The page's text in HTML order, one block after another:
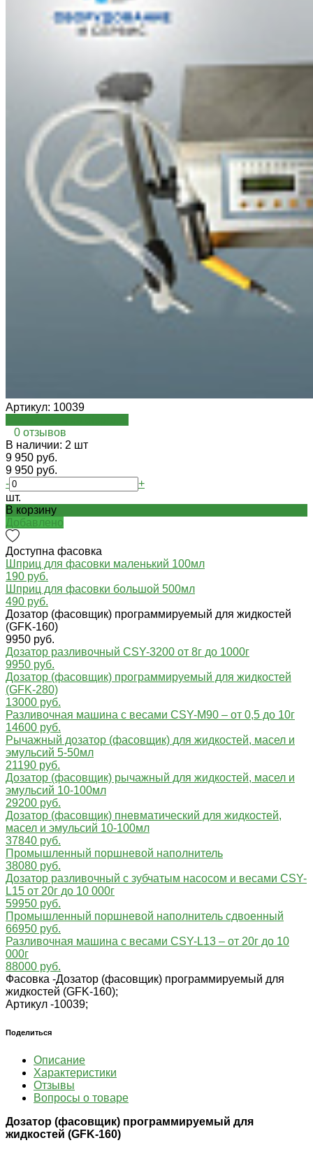
Артикул: 10039
0 отзывов
В наличии: 2 шт
9 950 руб.
9 950 руб.
-
+
шт.
В корзину
Добавлено
Доступна фасовка
Шприц для фасовки маленький 100мл
190 руб.
Шприц для фасовки большой 500мл
490 руб.
Дозатор (фасовщик) программируемый для жидкостей
(GFK-160)
9950 руб.
Дозатор разливочный CSY-3200 от 8г до 1000г
9950 руб.
Дозатор (фасовщик) программируемый для жидкостей
(GFK-280)
13000 руб.
Разливочная машина с весами CSY-M90 – от 0,5 до 10г
14600 руб.
Рычажный дозатор (фасовщик) для жидкостей, масел и
эмульсий 5-50мл
21190 руб.
Дозатор (фасовщик) рычажный для жидкостей, масел и
эмульсий 10-100мл
29200 руб.
Дозатор (фасовщик) пневматический для жидкостей,
масел и эмульсий 10-100мл
37840 руб.
Промышленный поршневой наполнитель
38080 руб.
Дозатор разливочный с зубчатым насосом и весами CSY-
L15 от 20г до 10 000г
59950 руб.
Промышленный поршневой наполнитель сдвоенный
66950 руб.
Разливочная машина с весами CSY-L13 – от 20г до 10
000г
88000 руб.
Фасовка -Дозатор (фасовщик) программируемый для
жидкостей (GFK-160);
Артикул -10039;
Поделиться
Описание
Характеристики
Отзывы
Вопросы о товаре
Дозатор (фасовщик) программируемый для
жидкостей (GFK-160)